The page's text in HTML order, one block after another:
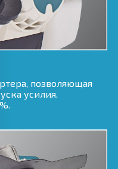
позволяющая
усилия.